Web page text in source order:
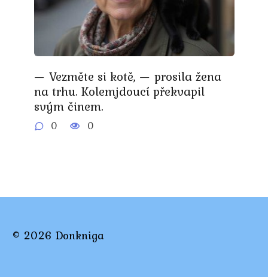
— Vezměte si kotě, — prosila žena
na trhu. Kolemjdoucí překvapil
svým činem.
0 0
© 2026 Donkniga